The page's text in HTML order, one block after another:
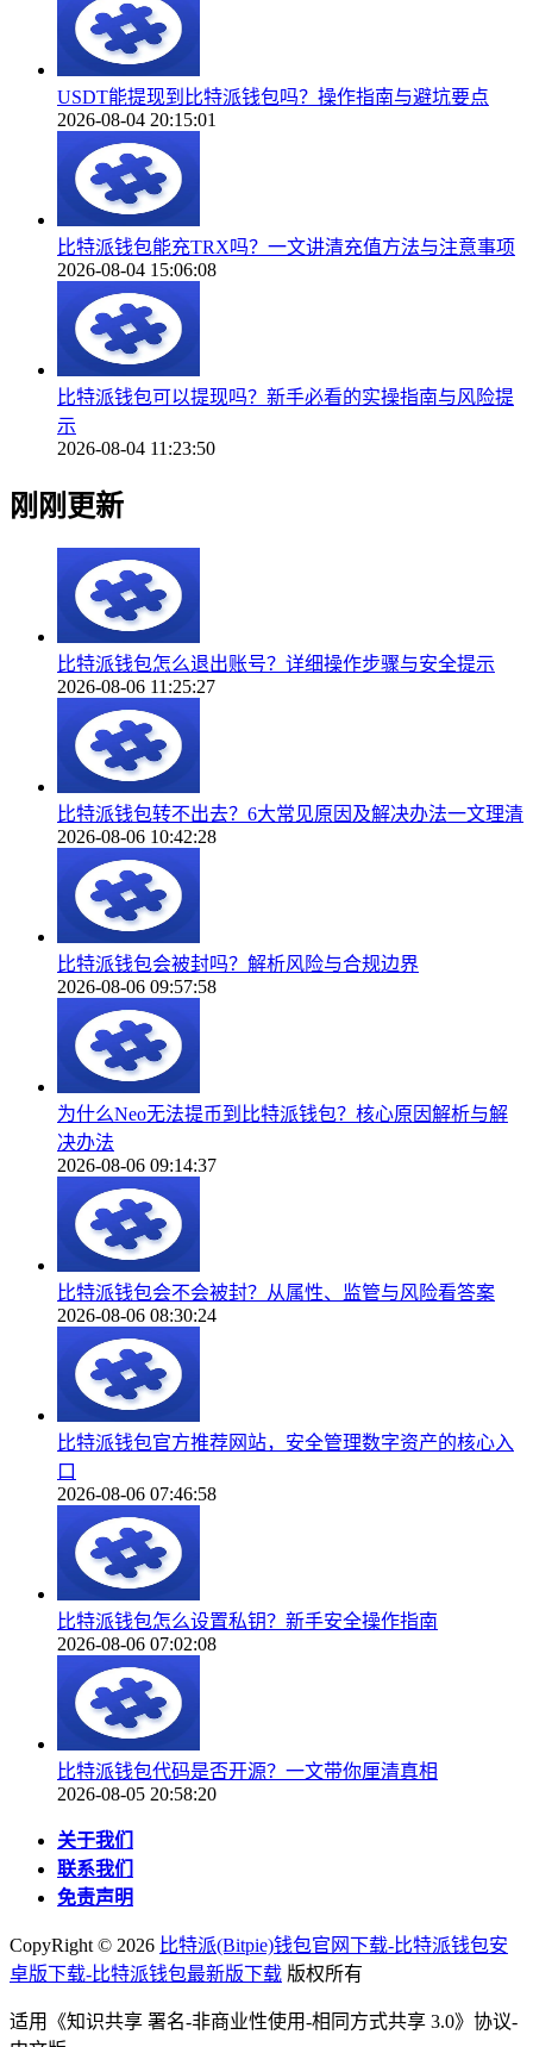
USDT能提现到比特派钱包吗？操作指南与避坑要点
2026-08-04 20:15:01
比特派钱包能充TRX吗？一文讲清充值方法与注意事项
2026-08-04 15:06:08
比特派钱包可以提现吗？新手必看的实操指南与风险提
示
2026-08-04 11:23:50
刚刚更新
比特派钱包怎么退出账号？详细操作步骤与安全提示
2026-08-06 11:25:27
比特派钱包转不出去？6大常见原因及解决办法一文理清
2026-08-06 10:42:28
比特派钱包会被封吗？解析风险与合规边界
2026-08-06 09:57:58
为什么Neo无法提币到比特派钱包？核心原因解析与解
决办法
2026-08-06 09:14:37
比特派钱包会不会被封？从属性、监管与风险看答案
2026-08-06 08:30:24
比特派钱包官方推荐网站，安全管理数字资产的核心入
口
2026-08-06 07:46:58
比特派钱包怎么设置私钥？新手安全操作指南
2026-08-06 07:02:08
比特派钱包代码是否开源？一文带你厘清真相
2026-08-05 20:58:20
关于我们
联系我们
免责声明
CopyRight © 2026 比特派(Bitpie)钱包官网下载-比特派钱包安
卓版下载-比特派钱包最新版下载 版权所有
适用《知识共享 署名-非商业性使用-相同方式共享 3.0》协议-